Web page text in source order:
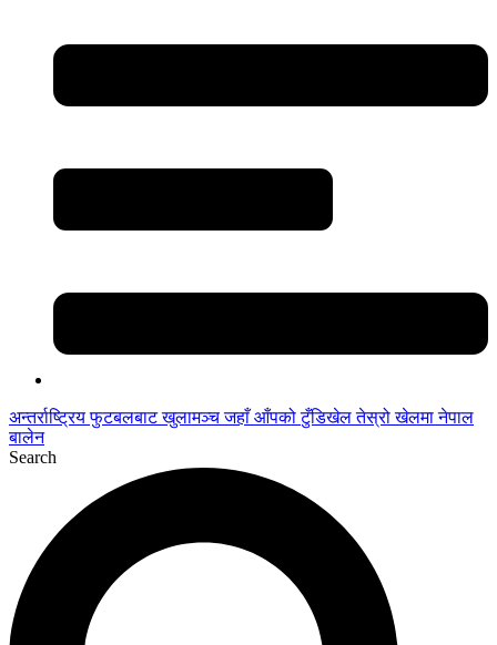
अन्तर्राष्ट्रिय फुटबलबाट खुलामञ्च जहाँ आँपको टुँडिखेल तेस्रो खेलमा नेपाल
बालेन
Search